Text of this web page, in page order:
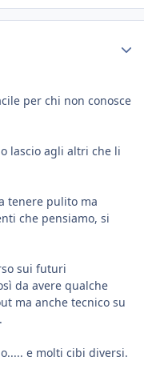
per chi non conosce
lascio agli altri che li
tenere pulito ma
che pensiamo, si
sui futuri
da avere qualche
ma anche tecnico su
e molti cibi diversi.